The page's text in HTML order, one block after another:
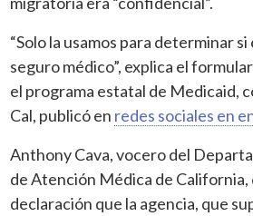
“Solo la usamos para determinar
seguro médico”, explica el
el programa estatal de Medicaid,
Cal, publicó en redes sociales en
Anthony Cava, vocero del
de Atención Médica de California,
declaración que la agencia, que